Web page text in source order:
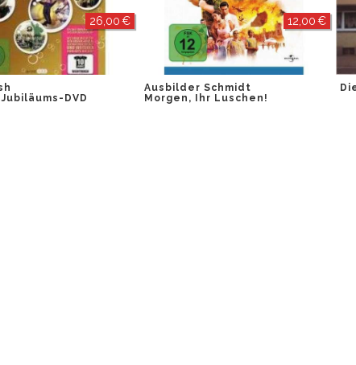
26,00 €
DVD
12,00 €
Ausbilder Schmidt
Morgen, Ihr Luschen!